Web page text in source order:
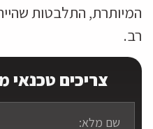
המיותרת, התלבטות
רב.
צריכים טכנאי